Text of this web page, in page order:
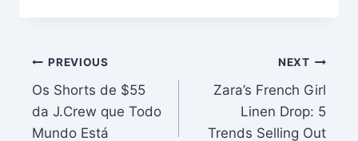
Post
navigation
PREVIOUS
Os Shorts de $55
da J.Crew que Todo
Mundo Está
NEXT
Zara’s French Girl
Linen Drop: 5
Trends Selling Out